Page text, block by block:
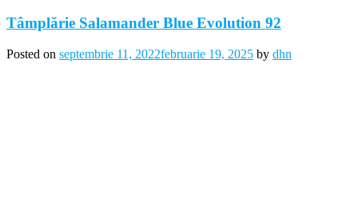
Tâmplărie Salamander Blue Evolution 92
Posted on septembrie 11, 2022februarie 19, 2025 by dhn